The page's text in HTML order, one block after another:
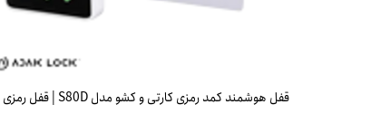
قفل هوشمند کمد رمزی کارتی و کشو مدل S80D | قفل رمزی استخری